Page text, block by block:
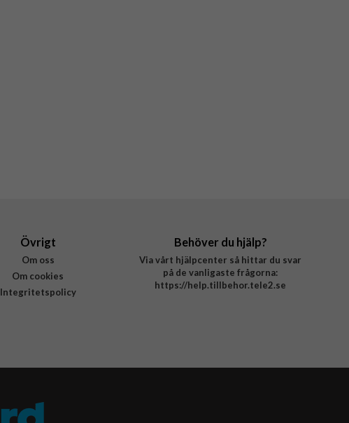
Övrigt
Om oss
Om cookies
Integritetspolicy
Behöver du hjälp?
Via vårt hjälpcenter så hittar du svar
på de vanligaste frågorna:
https://help.tillbehor.tele2.se